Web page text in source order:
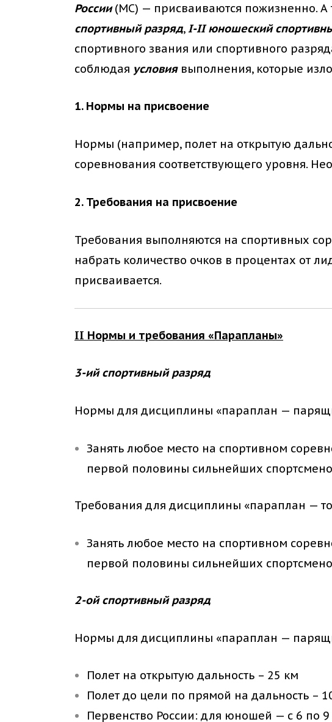
России(МС) — присваиваются пожизненно. А
спортивный разряд, I-II юношеский
спортивного звания или спортивного
соблюдая условиявыполнения, которые
1. Нормы на присвоение
Нормы (например, полет на открытую
соревнования соответствующего уровня.
2. Требования на присвоение
Требования выполняются на спортивных
набрать количество очков в процентах от
присваивается.
II Нормы и требования «Парапланы»
3-ий спортивный разряд
Нормы для дисциплины «параплан —
Занять любое место на спортивном
первой половины сильнейших
Требования для дисциплины «параплан —
Занять любое место на спортивном
первой половины сильнейших
2-ой спортивный разряд
Нормы для дисциплины «параплан —
Полет на открытую дальность – 25 км
Полет до цели по прямой на дальность –
Первенство России: для юношей — с 6 по